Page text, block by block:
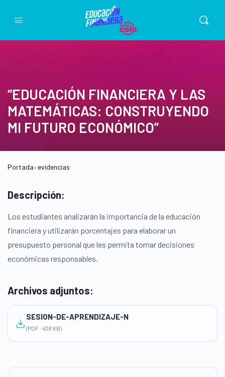
“EDUCACIÓN FINANCIERA Y LAS
MATEMÁTICAS: CONSTRUYENDO
MI FUTURO ECONÓMICO”
Portada»evidencias
Descripción:
Los estudiantes analizarán la importancia de la educación
financiera y utilizarán porcentajes para elaborar un
presupuesto personal que les permita tomar decisiones
económicas responsables.
Archivos adjuntos:
SESION-DE-APRENDIZAJE-N
(PDF · 438 KB)